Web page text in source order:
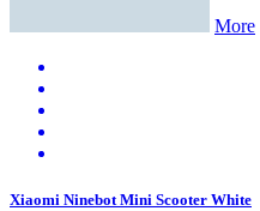
More
Xiaomi Ninebot Mini Scooter White